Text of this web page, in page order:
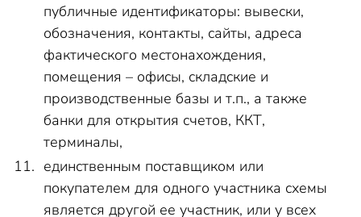
публичные идентификаторы: вывески,
обозначения, контакты, сайты, адреса
фактического местонахождения,
помещения – офисы, складские и
производственные базы и т.п., а также
банки для открытия счетов, ККТ,
терминалы,
единственным поставщиком или
покупателем для одного участника схемы
является другой ее участник, или у всех